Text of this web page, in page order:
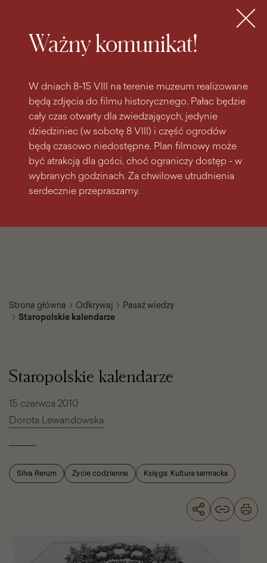
Ważny komunikat!
W dniach 8-15 VIII na terenie muzeum realizowane
będą zdjęcia do filmu historycznego. Pałac będzie
cały czas otwarty dla zwiedzających, jedynie
dziedziniec (w sobotę 8 VIII) i część ogrodów
będą czasowo niedostępne. Plan filmowy może
być atrakcją dla gości, choć ograniczy dostęp - w
wybranych godzinach. Za chwilowe utrudnienia
serdecznie przepraszamy.
MENU
Strona główna Odkrywaj
Pasaż wiedzy
Staropolskie kalendarze
Staropolskie kalendarze
15 czerwca 2010
Dorota Lewandowska
Silva Rerum Życie codzienne Księga: Kultura sarmacka